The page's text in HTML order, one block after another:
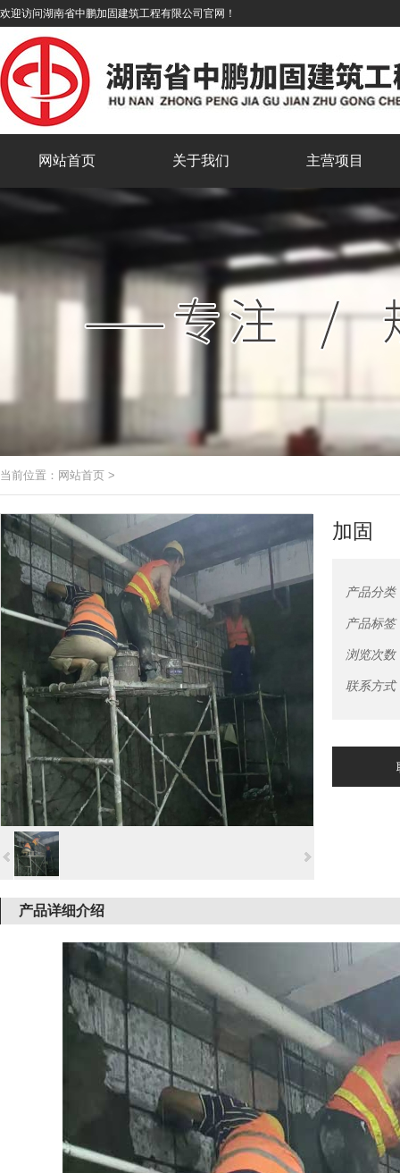
欢迎访问湖南省中鹏加固建筑工程有限公司官网！
网站首页 关于我们 主营项目
当前位置： 网站首页 >
加固
产品分类
产品标签
浏览次数
联系方式
产品详细介绍